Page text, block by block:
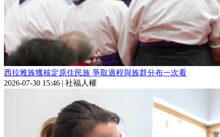
西拉雅族獲核定原住民族 爭取過程與族群分布一次看
2026-07-30 15:46 | 社福人權